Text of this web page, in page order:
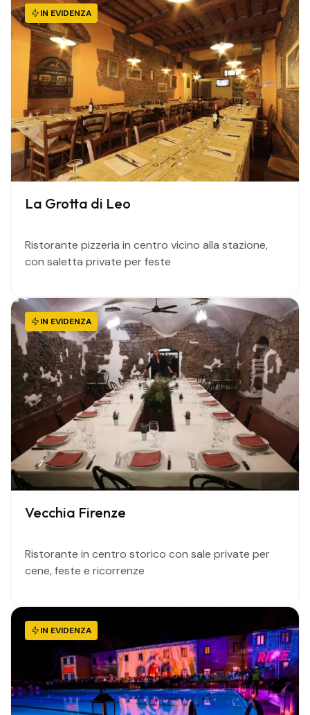
IN EVIDENZA
La Grotta di Leo
Ristorante pizzeria in centro vicino alla stazione,
con saletta private per feste
IN EVIDENZA
Vecchia Firenze
Ristorante in centro storico con sale private per
cene, feste e ricorrenze
IN EVIDENZA